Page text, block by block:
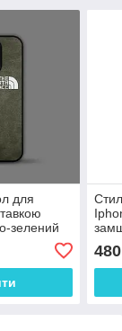
для
зелений
480